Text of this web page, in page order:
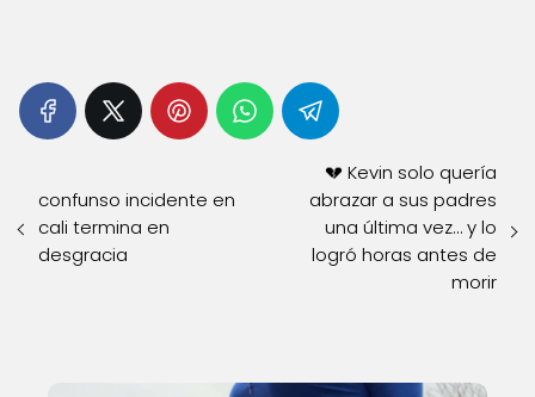
confunso incidente en
cali termina en
desgracia
💔 Kevin solo quería
abrazar a sus padres
una última vez… y lo
logró horas antes de
morir